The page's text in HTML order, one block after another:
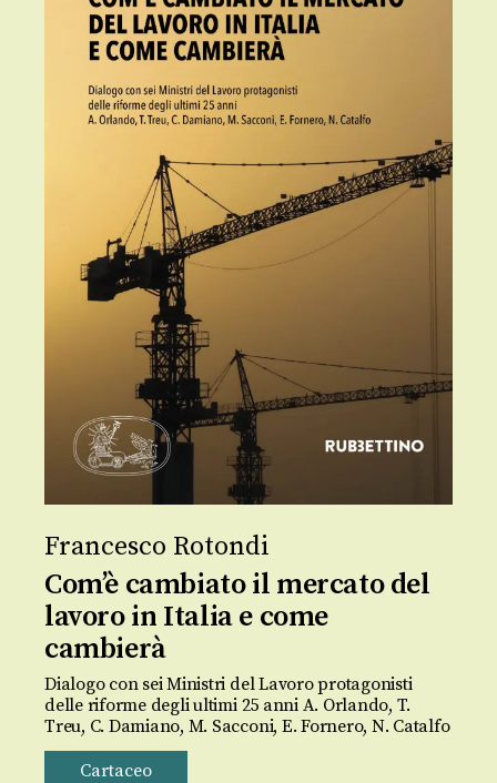
Francesco Rotondi
Com’è cambiato il mercato del
lavoro in Italia e come
cambierà
Dialogo con sei Ministri del Lavoro protagonisti
delle riforme degli ultimi 25 anni A. Orlando, T.
Treu, C. Damiano, M. Sacconi, E. Fornero, N. Catalfo
Cartaceo